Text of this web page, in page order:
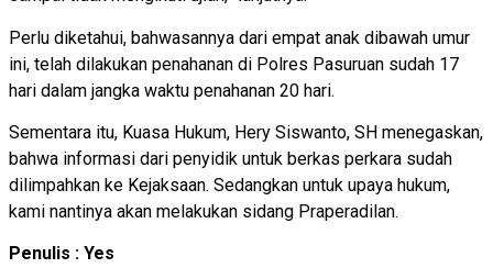
Perlu diketahui, bahwasannya dari empat anak dibawah umur
ini, telah dilakukan penahanan di Polres Pasuruan sudah 17
hari dalam jangka waktu penahanan 20 hari.
Sementara itu, Kuasa Hukum, Hery Siswanto, SH menegaskan,
bahwa informasi dari penyidik untuk berkas perkara sudah
dilimpahkan ke Kejaksaan. Sedangkan untuk upaya hukum,
kami nantinya akan melakukan sidang Praperadilan.
Penulis : Yes